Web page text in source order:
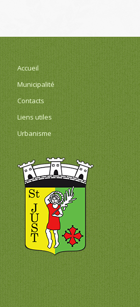
Accueil
Municipalité
Contacts
Liens utiles
Urbanisme